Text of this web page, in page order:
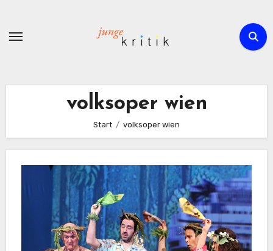
springen
volksoper wien
Start volksoper wien